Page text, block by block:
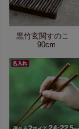
黒竹玄関すのこ
90cm